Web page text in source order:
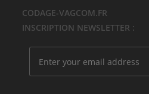
CODAGE-VAGCOM.FR
INSCRIPTION NEWSLETTER :